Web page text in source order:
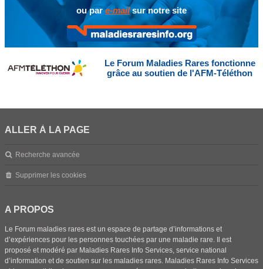
ou pare-mailsur notre site
Le Forum Maladies Rares fonctionne
grâce au soutien de l'AFM-Téléthon
ALLER À LA PAGE
Recherche avancée
Supprimer les cookies
A PROPOS
Le Forum maladies rares est un espace de partage d’informations et
d’expériences pour les personnes touchées par une maladie rare. Il est
proposé et modéré par Maladies Rares Info Services, service national
d’information et de soutien sur les maladies rares. Maladies Rares Info Services